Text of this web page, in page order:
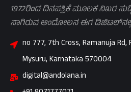
1972ರಿಂದ ದಿನಪತ್ರಿಕೆ ಮೂಲಕ ನಿಖರ
ಸಾಗಿರುವ ಆಂದೋಲನ ಈಗ
no 777, 7th Cross, Ramanuja
Mysuru, Karnataka 570004
digital@andolana.in